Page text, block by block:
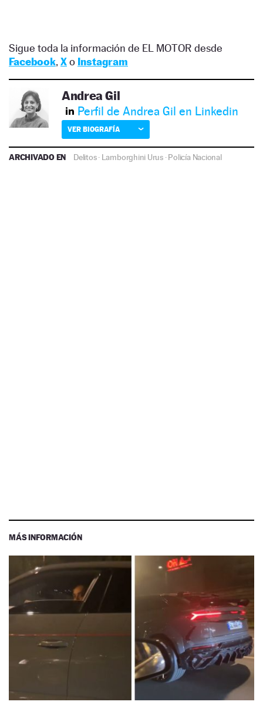
Sigue toda la información de EL MOTOR desde
Facebook, Xo Instagram
Andrea Gil
Perfil de Andrea Gil en Linkedin
VER BIOGRAFÍA
ARCHIVADO EN Delitos· Lamborghini Urus ·Policía Nacional
MÁS INFORMACIÓN